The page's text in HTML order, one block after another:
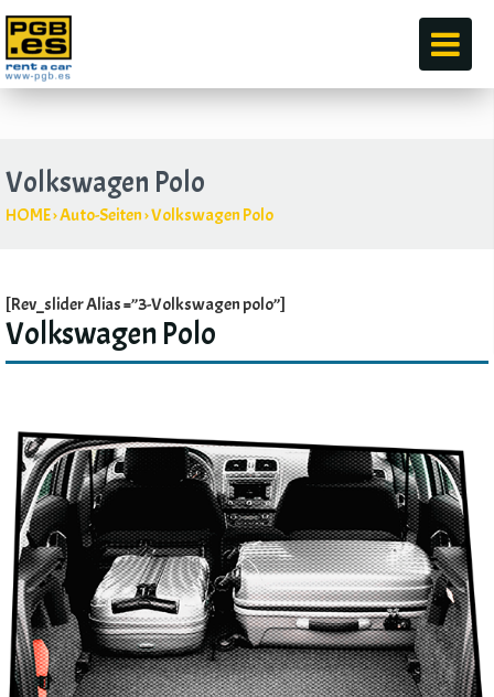
durch
Volkswagen Polo
HOME›Auto-Seiten›Volkswagen Polo
[Rev_slider Alias =”3-Volkswagen polo”]
Volkswagen Polo